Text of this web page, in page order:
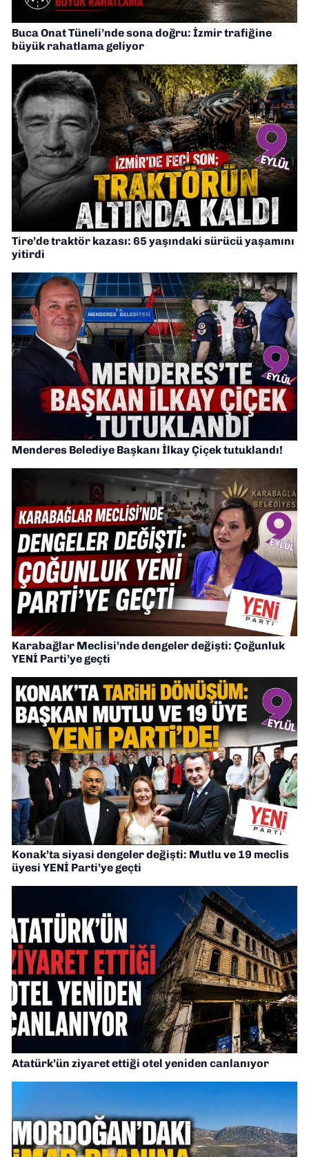
Buca Onat Tüneli’nde sona doğru: İzmir trafiğine
büyük rahatlama geliyor
Tire’de traktör kazası: 65 yaşındaki sürücü yaşamını
yitirdi
Menderes Belediye Başkanı İlkay Çiçek tutuklandı!
Karabağlar Meclisi’nde dengeler değişti: Çoğunluk
YENİ Parti’ye geçti
Konak’ta siyasi dengeler değişti: Mutlu ve 19 meclis
üyesi YENİ Parti’ye geçti
Atatürk’ün ziyaret ettiği otel yeniden canlanıyor